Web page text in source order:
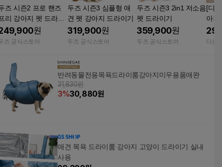
즈 시즌2 프로 핸즈
리 강아지 펫 드라이
원
즈 공식스토어
두즈 시즌3 심플형 애
견 펫 강아지 드라이기
319,900원
두즈 공식스토어
두즈 시즌3 2in1 저소음
펫 드라이기
359,900원
두즈 공식스토어
[디
아지
털
에어
디클
반려동물전용목욕드라이룸강아지미우용품애완
31,830원
3%30,880원
애견 목욕 드라이룸 강아지 고양이 드라이기 실내
사용